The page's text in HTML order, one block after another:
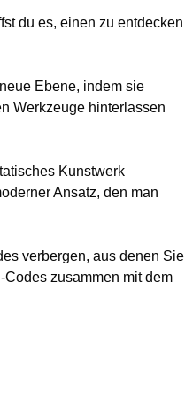
du es, einen zu entdecken
Ebene, indem sie
Werkzeuge hinterlassen
Kunstwerk
Ansatz, den man
verbergen, aus denen Sie
zusammen mit dem